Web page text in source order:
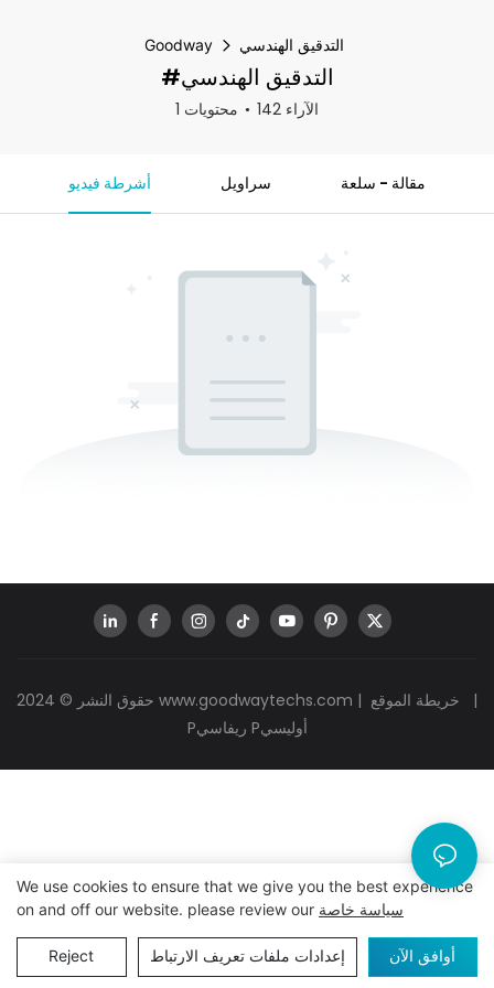
Goodway التدقيق الهندسي
#التدقيق الهندسي
1 محتويات 142 الآراء
أشرطة فيديو سراويل مقالة - سلعة
www.goodwaytechs.com |
|
Pريفاسي Pأوليسي
We use cookies to ensure that we give you the best experience
on and off our website. please review our سياسة خاصة
Reject إعدادات ملفات تعريف الارتباط أوافق الآن